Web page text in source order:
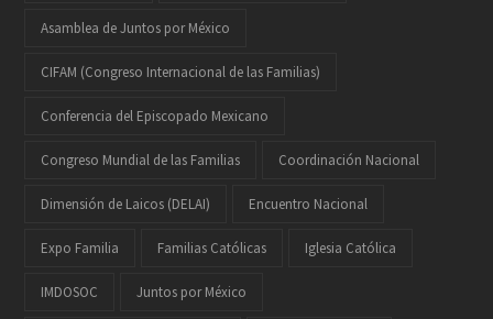
Asamblea de Juntos por México
CIFAM (Congreso Internacional de las Familias)
Conferencia del Episcopado Mexicano
Congreso Mundial de las Familias Coordinación Nacional
Dimensión de Laicos (DELAI) Encuentro Nacional
Expo Familia Familias Católicas Iglesia Católica
IMDOSOC Juntos por México